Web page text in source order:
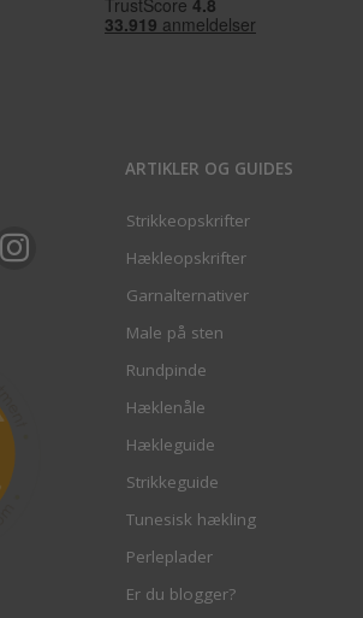
ARTIKLER OG GUIDES
Strikkeopskrifter
Hækleopskrifter
Garnalternativer
Male på sten
Rundpinde
Hæklenåle
Hækleguide
Strikkeguide
Tunesisk hækling
Perleplader
Er du blogger?